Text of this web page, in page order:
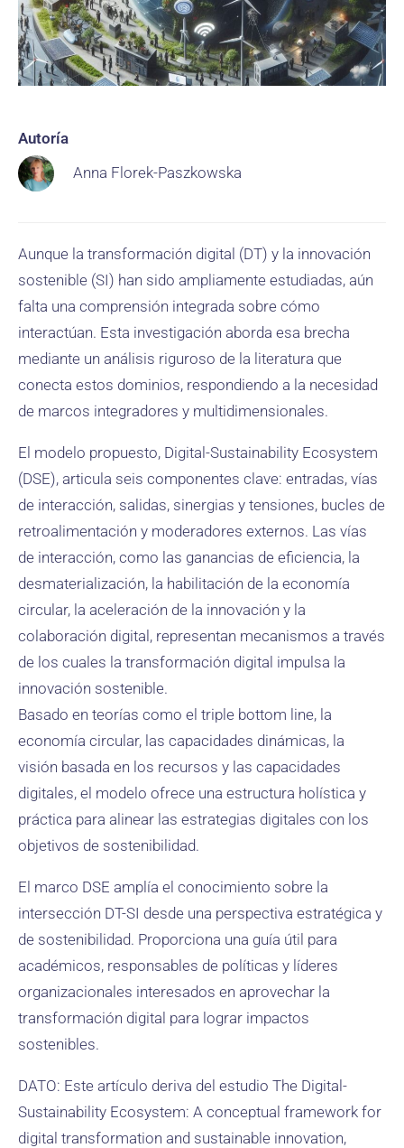
Autoría
Anna Florek-Paszkowska
Aunque la transformación digital (DT) y la innovación
sostenible (SI) han sido ampliamente estudiadas, aún
falta una comprensión integrada sobre cómo
interactúan. Esta investigación aborda esa brecha
mediante un análisis riguroso de la literatura que
conecta estos dominios, respondiendo a la necesidad
de marcos integradores y multidimensionales.
El modelo propuesto, Digital-Sustainability Ecosystem
(DSE), articula seis componentes clave: entradas, vías
de interacción, salidas, sinergias y tensiones, bucles de
retroalimentación y moderadores externos. Las vías
de interacción, como las ganancias de eficiencia, la
desmaterialización, la habilitación de la economía
circular, la aceleración de la innovación y la
colaboración digital, representan mecanismos a través
de los cuales la transformación digital impulsa la
innovación sostenible.
Basado en teorías como el triple bottom line, la
economía circular, las capacidades dinámicas, la
visión basada en los recursos y las capacidades
digitales, el modelo ofrece una estructura holística y
práctica para alinear las estrategias digitales con los
objetivos de sostenibilidad.
El marco DSE amplía el conocimiento sobre la
intersección DT-SI desde una perspectiva estratégica y
de sostenibilidad. Proporciona una guía útil para
académicos, responsables de políticas y líderes
organizacionales interesados en aprovechar la
transformación digital para lograr impactos
sostenibles.
DATO: Este artículo deriva del estudio The Digital-
Sustainability Ecosystem: A conceptual framework for
digital transformation and sustainable innovation,